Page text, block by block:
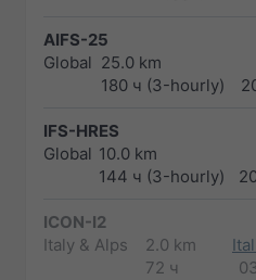
AIFS-25
Global 25.0 km
180 ч (3-hourly)
IFS-HRES
Global 10.0 km
144 ч (3-hourly)
ICON-I2
Italy & Alps
2.0 km
72 ч